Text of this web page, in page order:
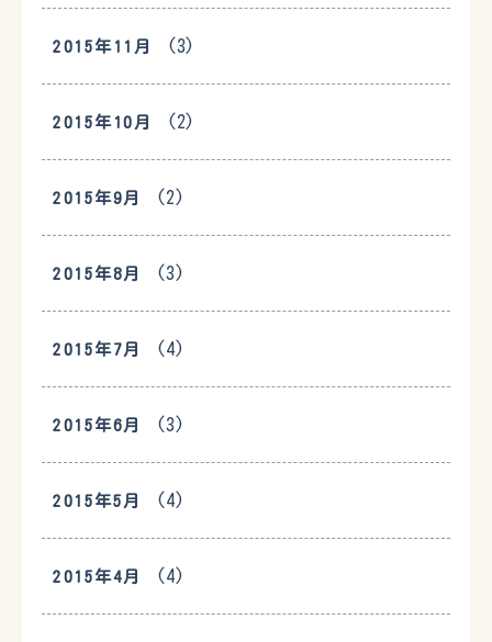
2015年11月 (3)
2015年10月 (2)
2015年9月 (2)
2015年8月 (3)
2015年7月 (4)
2015年6月 (3)
2015年5月 (4)
2015年4月 (4)